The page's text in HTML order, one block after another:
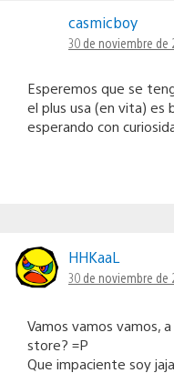
casmicboy
30 de noviembre de
Esperemos que se
el plus usa (en vita) es
esperando con
HHKaaL
30 de noviembre de
Vamos vamos vamos,
store? =P
Que impaciente soy